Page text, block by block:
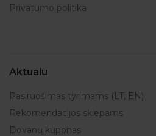
Privatumo politika
Aktualu
Pasiruošimas tyrimams (LT, EN)
Rekomendacijos skiepams
Dovanų kuponas